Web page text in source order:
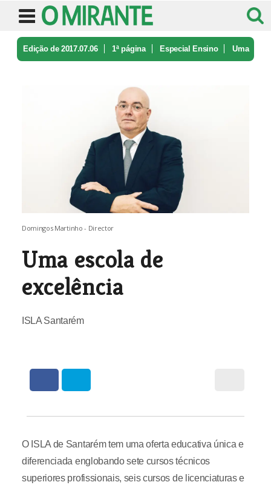
Edição de 2017.07.06 1ª página Especial Ensino Uma
Domingos Martinho - Director
Uma escola de
excelência
ISLA Santarém
O ISLA de Santarém tem uma oferta educativa única e
diferenciada englobando sete cursos técnicos
superiores profissionais, seis cursos de licenciaturas e